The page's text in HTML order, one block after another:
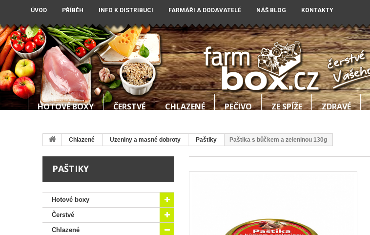
ÚVOD PŘÍBĚH INFO K DISTRIBUCI FARMÁŘI A DODAVATELÉ NÁŠ BLOG KONTAKTY
HOTOVÉ BOXY ČERSTVÉ CHLAZENÉ PEČIVO ZE SPÍŽE ZDRAVÉ
Chlazené Uzeniny a masné dobroty Paštiky Paštika s bůčkem a zeleninou 130g
PAŠTIKY
Hotové boxy
Čerstvé
Chlazené